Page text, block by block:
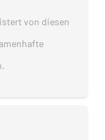
von diesen